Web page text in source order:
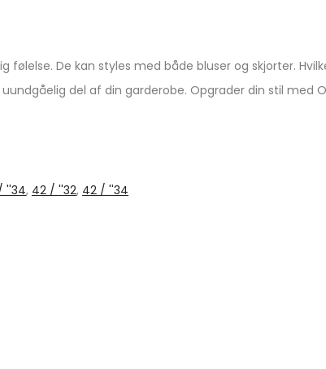
følelse. De kan styles med både bluser og skjorter.
del af din garderobe. Opgrader din stil med
''34, 42 / ''32, 42 / ''34